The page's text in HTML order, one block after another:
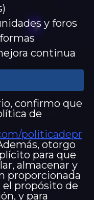
y foros
continua
confirmo que
de
politicadepr
otorgo
para que
almacenar y
proporcionada
propósito de
y para